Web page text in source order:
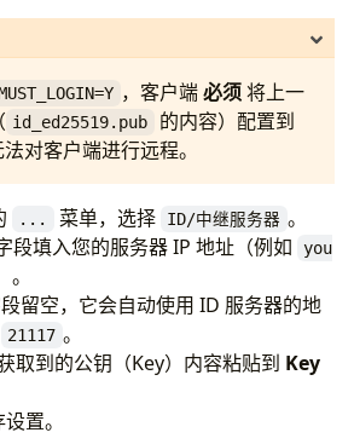
，客户端必须将上一
id_ed25519.pub
的内容）配置到
对客户端进行远程。
... 菜单，选择 ID/中继服务器 。
段填入您的服务器 IP 地址（例如
you
。
留空，它会自动使用 ID 服务器的地
21117 。
取到的公钥（Key）内容粘贴到 Key
置。